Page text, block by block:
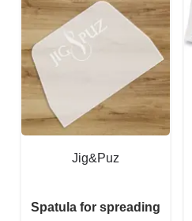
Jig&Puz
Spatula for spreading